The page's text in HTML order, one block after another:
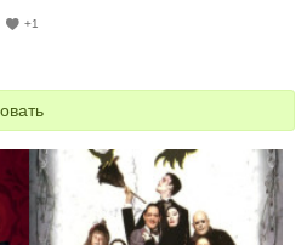
+1